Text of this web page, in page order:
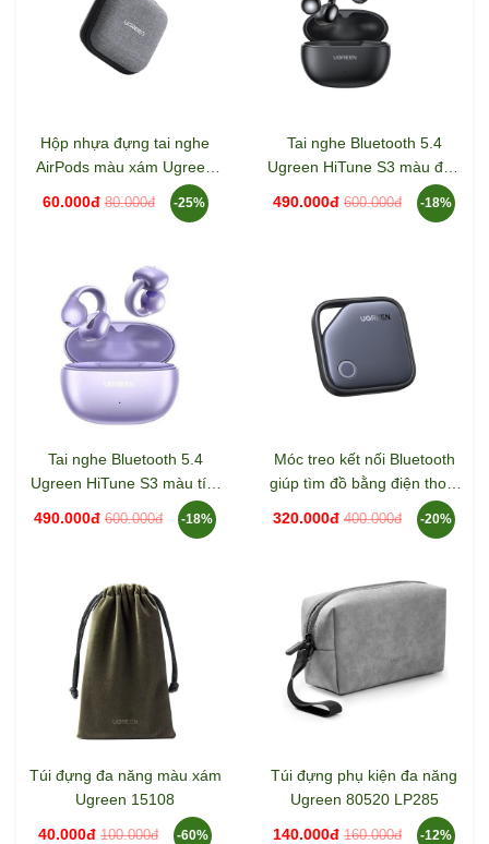
Hộp nhựa đựng tai nghe
AirPods màu xám Ugreen
60.000đ 80.000đ -25%
Tai nghe Bluetooth 5.4
Ugreen HiTune S3 màu đen
Ugreen 45785 WS209
490.000đ 600.000đ -18%
Tai nghe Bluetooth 5.4
Ugreen HiTune S3 màu tím
Ugreen 55430 WS209
490.000đ 600.000đ -18%
Móc treo kết nối Bluetooth
giúp tìm đồ bằng điện thoại
Ugreen 45297 CM816
320.000đ 400.000đ -20%
Túi đựng đa năng màu xám
Ugreen 15108
40.000đ 100.000đ -60%
Túi đựng phụ kiện đa năng
Ugreen 80520 LP285
140.000đ 160.000đ -12%